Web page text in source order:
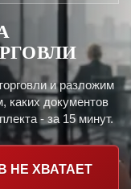
и разложим
каких документов
- за 15 минут.
НЕ ХВАТАЕТ